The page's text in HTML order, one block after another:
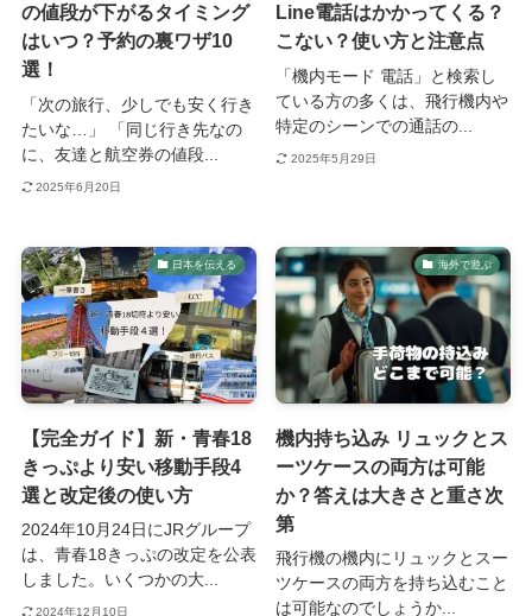
の値段が下がるタイミング
はいつ？予約の裏ワザ10
選！
「次の旅行、少しでも安く行き
たいな…」 「同じ行き先なの
に、友達と航空券の値段...
2025年6月20日
Line電話はかかってくる？
こない？使い方と注意点
「機内モード 電話」と検索し
ている方の多くは、飛行機内や
特定のシーンでの通話の...
2025年5月29日
日本を伝える
【完全ガイド】新・青春18
きっぷより安い移動手段4
選と改定後の使い方
2024年10月24日にJRグループ
は、青春18きっぷの改定を公表
しました。いくつかの大...
2024年12月10日
海外で遊ぶ
機内持ち込み リュックとス
ーツケースの両方は可能
か？答えは大きさと重さ次
第
飛行機の機内にリュックとスー
ツケースの両方を持ち込むこと
は可能なのでしょうか...